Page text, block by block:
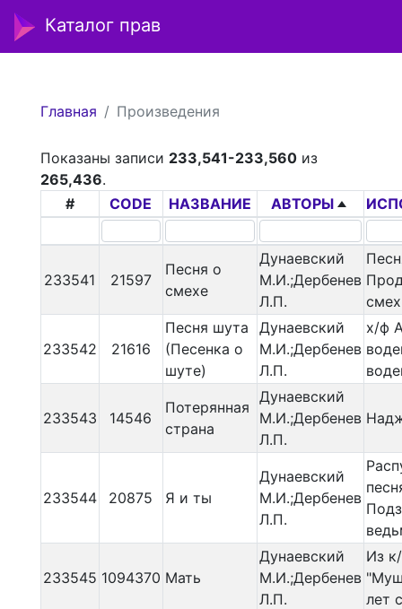
Каталог прав
Главная Произведения
Показаны записи 233,541-233,560из
265,436.
#
CODE НАЗВАНИЕ АВТОРЫ
233541 21597
Песня о
смехе
Дунаевский
М.И.;Дербенев
Л.П.
смех
233542 21616
Песня шута
(Песенка о
шуте)
Дунаевский
М.И.;Дербенев
Л.П.
х/ф
233543 14546
Потерянная
страна
Дунаевский
М.И.;Дербенев
Л.П.
233544 20875 Я и ты
Дунаевский
М.И.;Дербенев
Л.П.
233545 1094370 Мать
Дунаевский
М.И.;Дербенев
Л.П.
Из
лет